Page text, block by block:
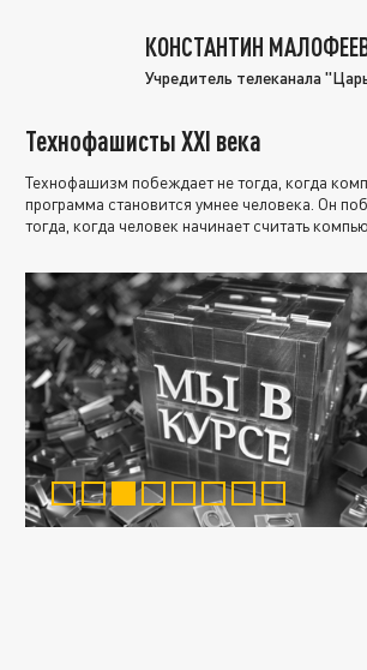
КОНСТАНТИН
Учредитель телеканала
Технофашисты XXI века
Технофашизм побеждает не тогда, когда
программа становится умнее человека. Он
тогда, когда человек начинает считать